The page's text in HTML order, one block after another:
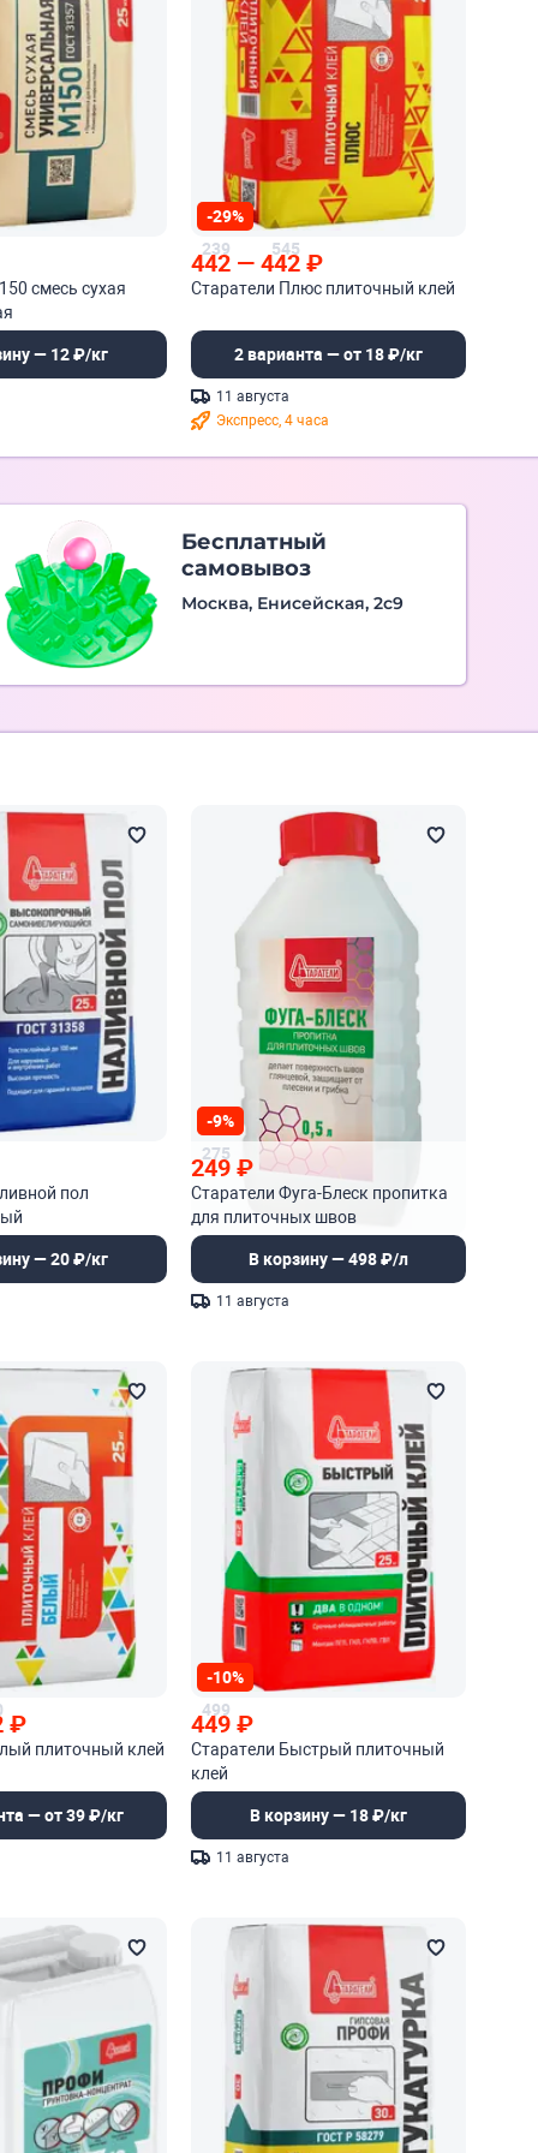
смесь сухая
— 12 ₽/кг
-29%
239
442 — 545
442₽
Старатели Плюс плиточный клей
2 варианта — от 18 ₽/кг
11 августа
Экспресс, 4 часа
Бесплатный
самовывоз
Москва, Енисейская, 2с9
пол
— 20 ₽/кг
-9%
275
249₽
Старатели Фуга-Блеск пропитка
для плиточных швов
В корзину — 498 ₽/л
11 августа
₽
плиточный клей
— от 39 ₽/кг
-10%
499
449₽
Старатели Быстрый плиточный
клей
В корзину — 18 ₽/кг
11 августа